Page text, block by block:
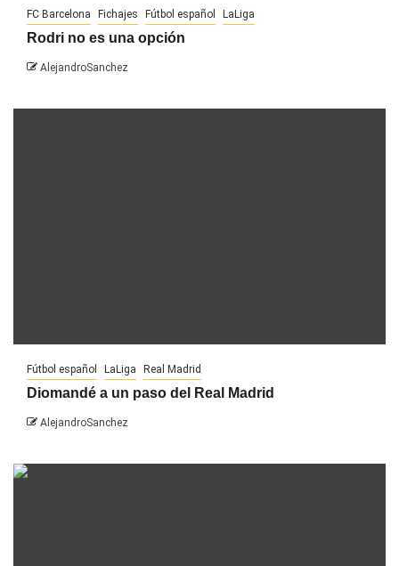
FC Barcelona Fichajes Fútbol español LaLiga
Rodri no es una opción
AlejandroSanchez
Fútbol español LaLiga Real Madrid
Diomandé a un paso del Real Madrid
AlejandroSanchez